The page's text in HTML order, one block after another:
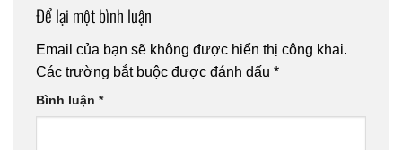
Để lại một bình luận
Email của bạn sẽ không được hiển thị công khai.
Các trường bắt buộc được đánh dấu *
Bình luận *